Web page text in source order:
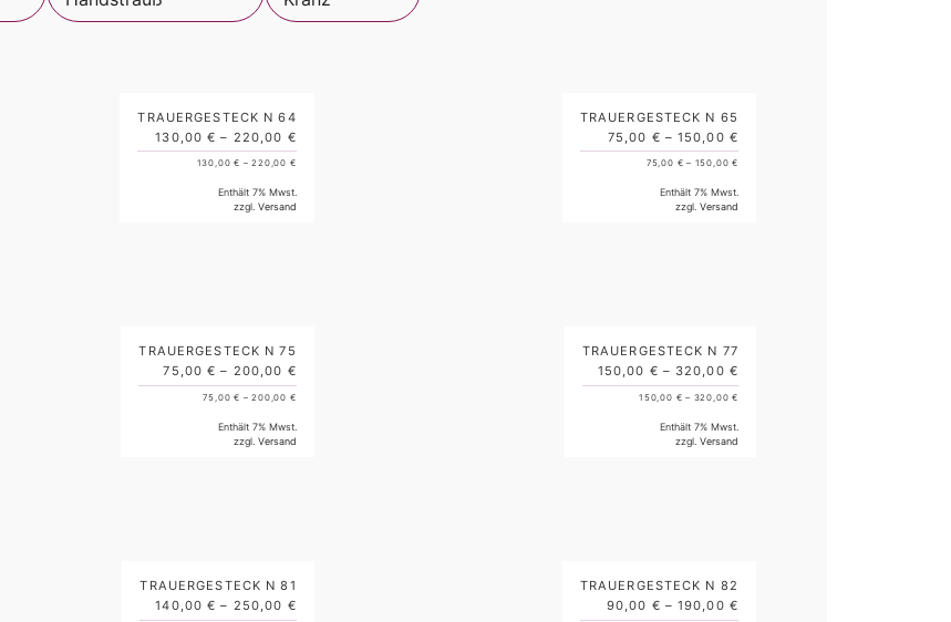
TRAUERGESTECK N 64
130,00€ – 220,00 €
130,00€ –220,00 €
Enthält 7% Mwst.
zzgl. Versand
TRAUERGESTECK N 65
75,00 € –150,00 €
75,00 € – 150,00€
Enthält 7% Mwst.
zzgl. Versand
TRAUERGESTECK N 75
75,00€ – 200,00 €
75,00€ –200,00 €
Enthält 7% Mwst.
zzgl. Versand
TRAUERGESTECK N 77
150,00 € – 320,00 €
150,00 € – 320,00€
Enthält 7% Mwst.
zzgl. Versand
TRAUERGESTECK N 81
140,00€ – 250,00 €
TRAUERGESTECK N 82
90,00 € –190,00 €